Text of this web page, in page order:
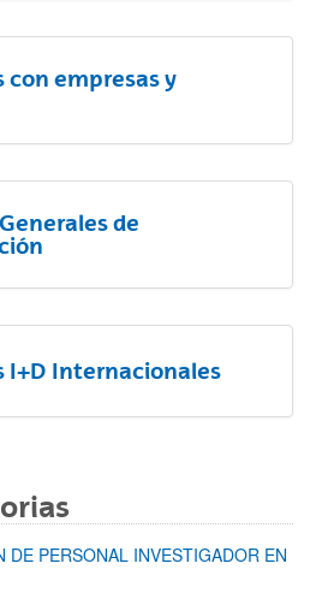
con empresas y
de
I+D Internacionales
DE PERSONAL INVESTIGADOR EN